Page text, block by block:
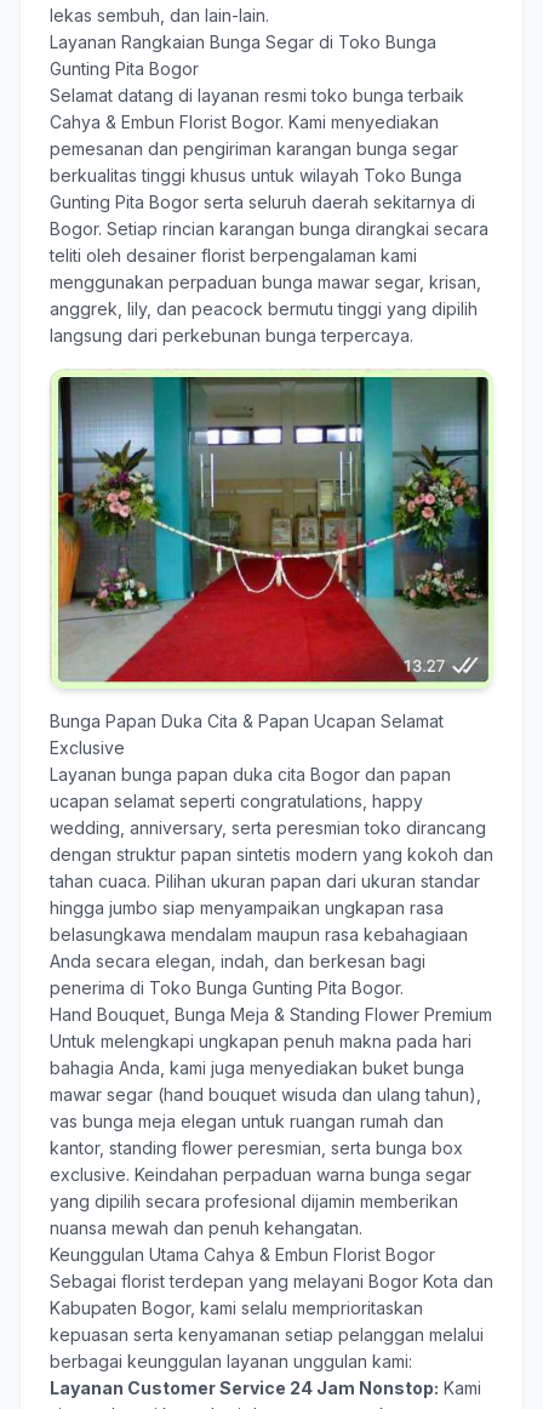
lekas sembuh , dan lain-lain.
Layanan Rangkaian Bunga Segar di Toko Bunga
Gunting Pita Bogor
Selamat datang di layanan resmi toko bunga terbaik
Cahya & Embun Florist Bogor. Kami menyediakan
pemesanan dan pengiriman karangan bunga segar
berkualitas tinggi khusus untuk wilayah Toko Bunga
Gunting Pita Bogor serta seluruh daerah sekitarnya di
Bogor. Setiap rincian karangan bunga dirangkai secara
teliti oleh desainer florist berpengalaman kami
menggunakan perpaduan bunga mawar segar, krisan,
anggrek, lily, dan peacock bermutu tinggi yang dipilih
langsung dari perkebunan bunga terpercaya.
Bunga Papan Duka Cita & Papan Ucapan Selamat
Exclusive
Layanan bunga papan duka cita Bogor dan papan
ucapan selamat seperti congratulations, happy
wedding, anniversary, serta peresmian toko dirancang
dengan struktur papan sintetis modern yang kokoh dan
tahan cuaca. Pilihan ukuran papan dari ukuran standar
hingga jumbo siap menyampaikan ungkapan rasa
belasungkawa mendalam maupun rasa kebahagiaan
Anda secara elegan, indah, dan berkesan bagi
penerima di Toko Bunga Gunting Pita Bogor.
Hand Bouquet, Bunga Meja & Standing Flower Premium
Untuk melengkapi ungkapan penuh makna pada hari
bahagia Anda, kami juga menyediakan buket bunga
mawar segar (hand bouquet wisuda dan ulang tahun),
vas bunga meja elegan untuk ruangan rumah dan
kantor, standing flower peresmian, serta bunga box
exclusive. Keindahan perpaduan warna bunga segar
yang dipilih secara profesional dijamin memberikan
nuansa mewah dan penuh kehangatan.
Keunggulan Utama Cahya & Embun Florist Bogor
Sebagai florist terdepan yang melayani Bogor Kota dan
Kabupaten Bogor, kami selalu memprioritaskan
kepuasan serta kenyamanan setiap pelanggan melalui
berbagai keunggulan layanan unggulan kami:
Layanan Customer Service 24 Jam Nonstop: Kami